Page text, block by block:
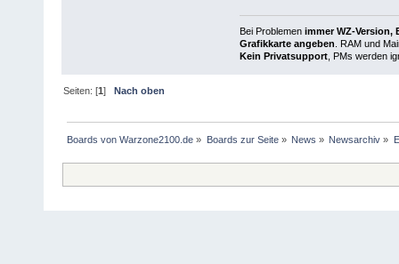
Bei Problemen immer WZ-Version,
Grafikkarte angeben . RAM und
Kein Privatsupport, PMs werden
Seiten: [1] Nach oben
Boards von Warzone2100.de » Boards zur Seite» News » Newsarchiv »